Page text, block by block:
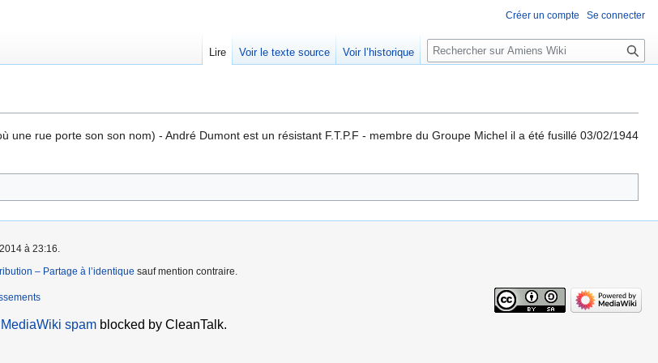
une rue porte son son nom) - André Dumont est un résistant F.T.P.F - membre du Groupe Michel il a été fusillé 03/02/1944
Créer un compte Se connecter
Lire Voir le texte source Voir l’historique
Rechercher
à 23:16.
– Partage à l’identique sauf mention contraire.
MediaWiki spamblocked by CleanTalk.